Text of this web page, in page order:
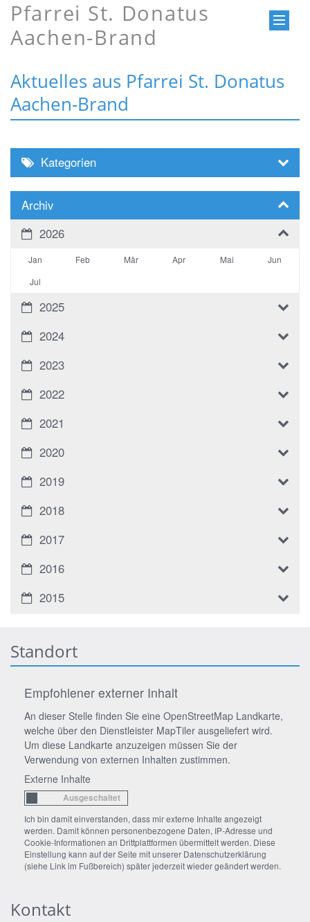
Pfarrei St. Donatus
Aachen-Brand
Aktuelles aus Pfarrei St. Donatus
Aachen-Brand
Kategorien
Archiv
2026
Jan Feb Mär Apr Mai
Jun
Jul
2025
2024
2023
2022
2021
2020
2019
2018
2017
2016
2015
Standort
Empfohlener externer Inhalt
An dieser Stelle finden Sie eine OpenStreetMap Landkarte,
welche über den Dienstleister MapTiler ausgeliefert wird.
Um diese Landkarte anzuzeigen müssen Sie der
Verwendung von externen Inhalten zustimmen.
Externe Inhalte
Ich bin damit einverstanden, dass mir externe Inhalte angezeigt
werden. Damit können personenbezogene Daten, IP-Adresse und
Cookie-Informationen an Drittplattformen übermittelt werden. Diese
Einstellung kann auf der Seite mit unserer Datenschutzerklärung
(siehe Link im Fußbereich) später jederzeit wieder geändert werden.
Kontakt